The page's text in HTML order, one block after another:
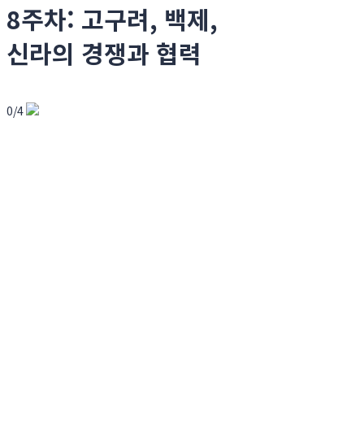
8주차: 고구려, 백제,
신라의 경쟁과 협력
0/4